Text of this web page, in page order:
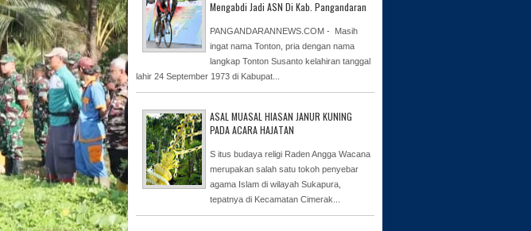
Mengabdi Jadi ASN Di Kab. Pangandaran
PANGANDARANNEWS.COM - Masih
ingat nama Tonton, pria dengan nama
langkap Tonton Susanto kelahiran tanggal
lahir 24 September 1973 di Kabupat...
ASAL MUASAL HIASAN JANUR KUNING
PADA ACARA HAJATAN
S itus budaya religi Raden Angga Wacana
merupakan salah satu tokoh penyebar
agama Islam di wilayah Sukapura,
tepatnya di Kecamatan Cimerak...